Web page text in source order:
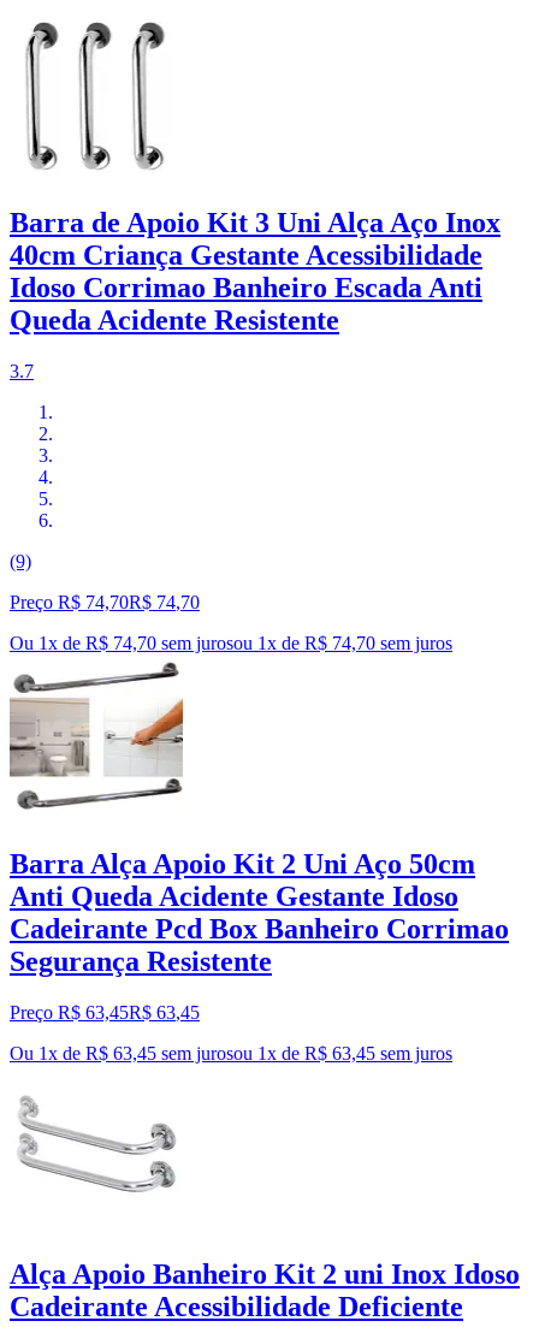
Barra de Apoio Kit 3 Uni Alça Aço Inox
40cm Criança Gestante Acessibilidade
Idoso Corrimao Banheiro Escada Anti
Queda Acidente Resistente
3.7
(9)
Preço R$ 74,70R$ 74,70
Ou 1x de R$ 74,70 sem jurosou 1x de R$ 74,70 sem juros
Barra Alça Apoio Kit 2 Uni Aço 50cm
Anti Queda Acidente Gestante Idoso
Cadeirante Pcd Box Banheiro Corrimao
Segurança Resistente
Preço R$ 63,45R$ 63,45
Ou 1x de R$ 63,45 sem jurosou 1x de R$ 63,45 sem juros
Alça Apoio Banheiro Kit 2 uni Inox Idoso
Cadeirante Acessibilidade Deficiente